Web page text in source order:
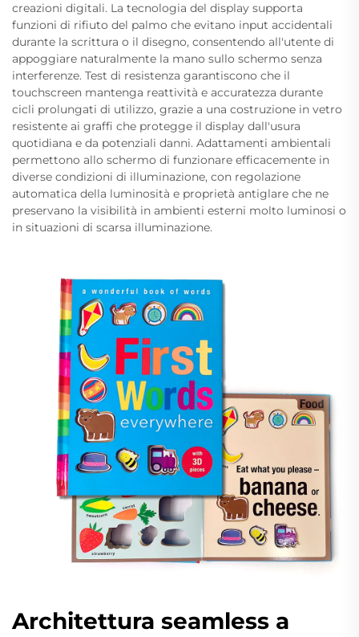
creazioni digitali. La tecnologia del display supporta
funzioni di rifiuto del palmo che evitano input accidentali
durante la scrittura o il disegno, consentendo all'utente di
appoggiare naturalmente la mano sullo schermo senza
interferenze. Test di resistenza garantiscono che il
touchscreen mantenga reattività e accuratezza durante
cicli prolungati di utilizzo, grazie a una costruzione in vetro
resistente ai graffi che protegge il display dall'usura
quotidiana e da potenziali danni. Adattamenti ambientali
permettono allo schermo di funzionare efficacemente in
diverse condizioni di illuminazione, con regolazione
automatica della luminosità e proprietà antiglare che ne
preservano la visibilità in ambienti esterni molto luminosi o
in situazioni di scarsa illuminazione.
Architettura seamless a